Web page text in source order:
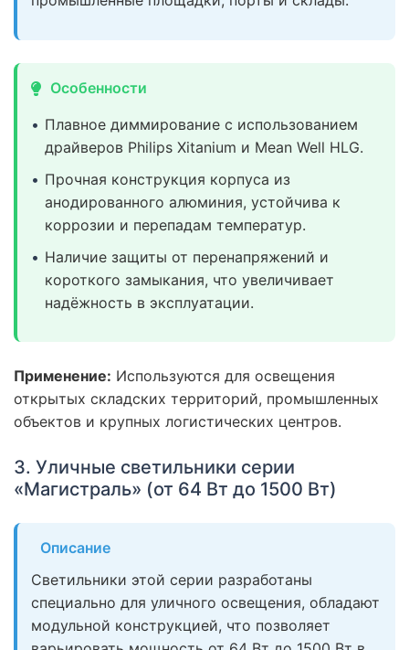
Особенности
Плавное диммирование с использованием
драйверов Philips Xitanium и Mean Well HLG.
Прочная конструкция корпуса из
анодированного алюминия, устойчива к
коррозии и перепадам температур.
Наличие защиты от перенапряжений и
короткого замыкания, что увеличивает
надёжность в эксплуатации.
Применение: Используются для освещения
открытых складских территорий, промышленных
объектов и крупных логистических центров.
3. Уличные светильники серии
«Магистраль» (от 64 Вт до 1500 Вт)
Описание
Светильники этой серии разработаны
специально для уличного освещения, обладают
модульной конструкцией, что позволяет